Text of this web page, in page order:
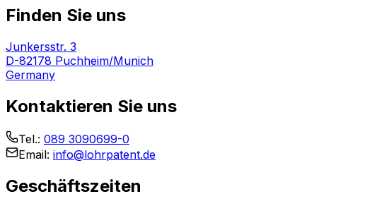
Finden Sie uns
Junkersstr. 3
D-82178 Puchheim/Munich
Germany
Kontaktieren Sie uns
Tel.: 089 3090699-0
Email: info@lohrpatent.de
Geschäftszeiten